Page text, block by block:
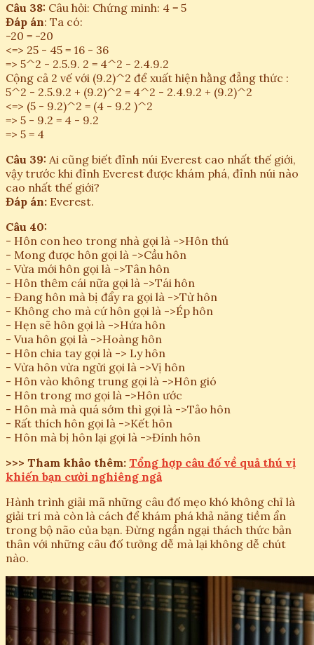
Câu 38: Câu hỏi: Chứng minh: 4 = 5
Đáp án: Ta có:
-20 = -20
<=> 25 - 45 = 16 - 36
=> 5^2 - 2.5.9. 2 = 4^2 - 2.4.9.2
Cộng cả 2 vế với (9.2)^2 để xuất hiện hằng đẳng thức :
5^2 - 2.5.9.2 + (9.2)^2 = 4^2 - 2.4.9.2 + (9.2)^2
<=> (5 - 9.2)^2 = (4 - 9.2 )^2
=> 5 - 9.2 = 4 - 9.2
=> 5 = 4
Câu 39: Ai cũng biết đỉnh núi Everest cao nhất thế giới,
vậy trước khi đỉnh Everest được khám phá, đỉnh núi nào
cao nhất thế giới?
Đáp án: Everest.
Câu 40:
- Hôn con heo trong nhà gọi là ->Hôn thú
- Mong được hôn gọi là ->Cầu hôn
- Vừa mới hôn gọi là ->Tân hôn
- Hôn thêm cái nữa gọi là ->Tái hôn
- Đang hôn mà bị đẩy ra gọi là ->Từ hôn
- Không cho mà cứ hôn gọi là ->Ép hôn
- Hẹn sẽ hôn gọi là ->Hứa hôn
- Vua hôn gọi là ->Hoàng hôn
- Hôn chia tay gọi là -> Ly hôn
- Vừa hôn vừa ngửi gọi là ->Vị hôn
- Hôn vào không trung gọi là ->Hôn gió
- Hôn trong mơ gọi là ->Hôn ước
- Hôn mà mà quá sớm thì gọi là ->Tảo hôn
- Rất thích hôn gọi là ->Kết hôn
- Hôn mà bị hôn lại gọi là ->Đính hôn
>>> Tham khảo thêm: Tổng hợp câu đố về quả thú vị
khiến bạn cười nghiêng ngả
Hành trình giải mã những câu đố mẹo khó không chỉ là
giải trí mà còn là cách để khám phá khả năng tiềm ẩn
trong bộ não của bạn. Đừng ngần ngại thách thức bản
thân với những câu đố tưởng dễ mà lại không dễ chút
nào.